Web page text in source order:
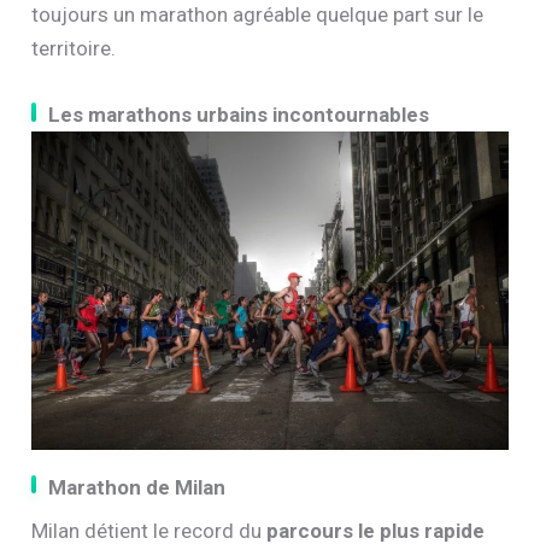
toujours un marathon agréable quelque part sur le
territoire.
Les marathons urbains incontournables
Marathon de Milan
Milan détient le record du parcours le plus rapide